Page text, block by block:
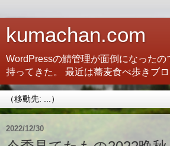
kumachan.com
WordPressの鯖管理が面倒になったの
持ってきた。 最近は蕎麦食べ歩きブロ
2022/12/30